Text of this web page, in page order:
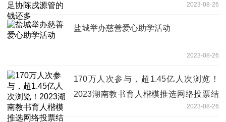
2023-08-26
盐城举办慈善爱心助学活动
2023-08-26
170万人次参与，超1.45亿人次浏览！
2023湖南教书育人楷模推选网络投票结
2023-08-26